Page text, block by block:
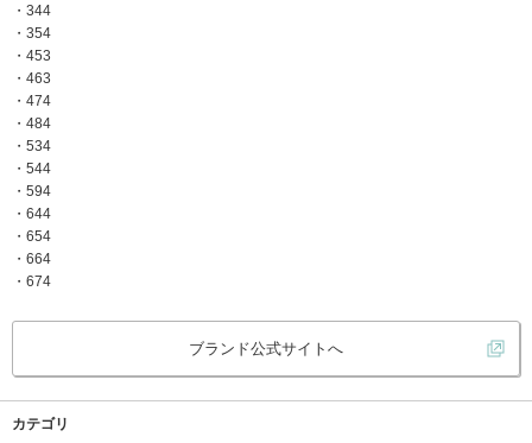
・344
・354
・453
・463
・474
・484
・534
・544
・594
・644
・654
・664
・674
ブランド公式サイトへ
カテゴリ